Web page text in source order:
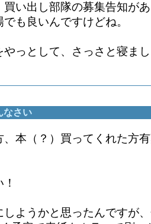
い出し部隊の募集告知が
も良いんですけどね。
っとして、さっさと寝ま
なさい
、本（？）買ってくれた方
ようかと思ったんですが